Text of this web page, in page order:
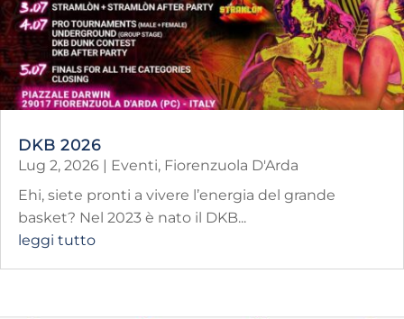
DKB 2026
Lug 2, 2026 Eventi, Fiorenzuola D'Arda
Ehi, siete pronti a vivere l’energia del grande
basket? Nel 2023 è nato il DKB...
leggi tutto